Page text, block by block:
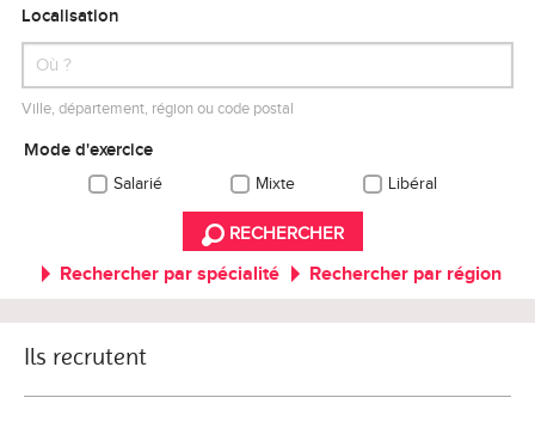
Localisation
Ville, département, région ou code postal
Mode d'exercice
Salarié Mixte Libéral
RECHERCHER
Rechercher par spécialité Rechercher par région
Ils recrutent